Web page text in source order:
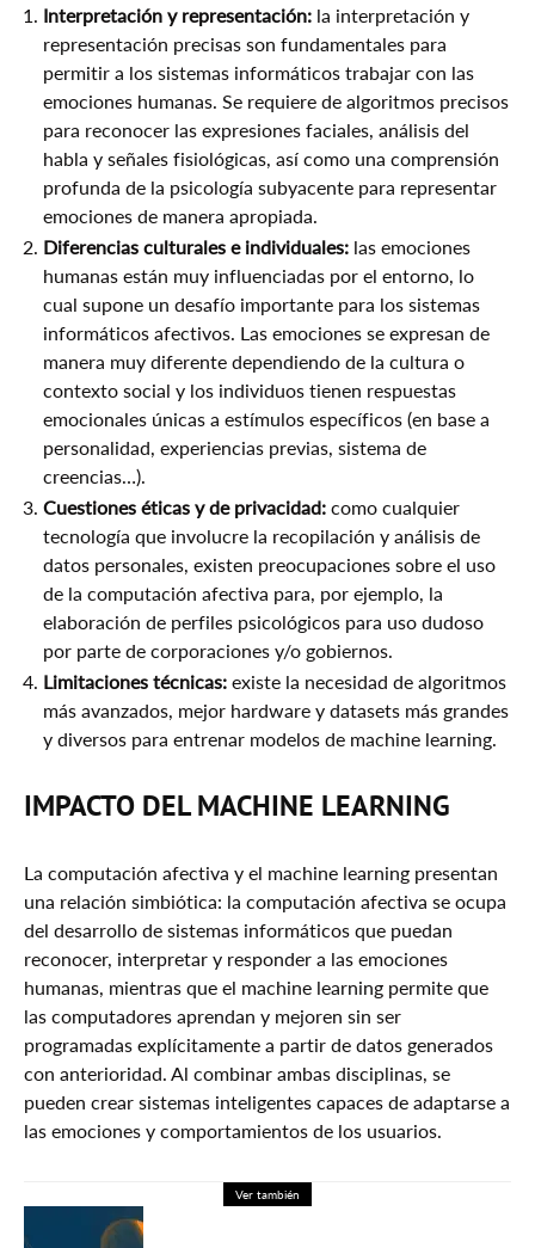
Interpretación y representación: la interpretación y
representación precisas son fundamentales para
permitir a los sistemas informáticos trabajar con las
emociones humanas. Se requiere de algoritmos precisos
para reconocer las expresiones faciales, análisis del
habla y señales fisiológicas, así como una comprensión
profunda de la psicología subyacente para representar
emociones de manera apropiada.
Diferencias culturales e individuales: las emociones
humanas están muy influenciadas por el entorno, lo
cual supone un desafío importante para los sistemas
informáticos afectivos. Las emociones se expresan de
manera muy diferente dependiendo de la cultura o
contexto social y los individuos tienen respuestas
emocionales únicas a estímulos específicos (en base a
personalidad, experiencias previas, sistema de
creencias…).
Cuestiones éticas y de privacidad: como cualquier
tecnología que involucre la recopilación y análisis de
datos personales, existen preocupaciones sobre el uso
de la computación afectiva para, por ejemplo, la
elaboración de perfiles psicológicos para uso dudoso
por parte de corporaciones y/o gobiernos.
Limitaciones técnicas: existe la necesidad de algoritmos
más avanzados, mejor hardware y datasets más grandes
y diversos para entrenar modelos de machine learning.
IMPACTO DEL MACHINE LEARNING
La computación afectiva y el machine learning presentan
una relación simbiótica: la computación afectiva se ocupa
del desarrollo de sistemas informáticos que puedan
reconocer, interpretar y responder a las emociones
humanas, mientras que el machine learning permite que
las computadores aprendan y mejoren sin ser
programadas explícitamente a partir de datos generados
con anterioridad. Al combinar ambas disciplinas, se
pueden crear sistemas inteligentes capaces de adaptarse a
las emociones y comportamientos de los usuarios.
Ver también